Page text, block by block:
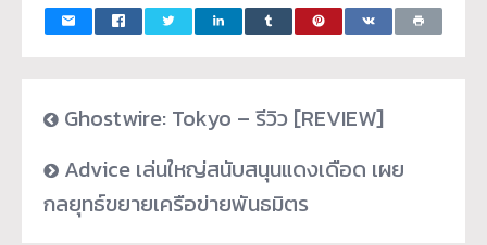
Ghostwire: Tokyo – รีวิว [REVIEW]
Advice เล่นใหญ่สนับสนุนแดงเดือด เผย
กลยุทธ์ขยายเครือข่ายพันธมิตร